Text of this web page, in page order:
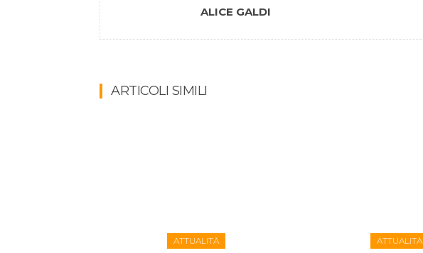
ALICE GALDI
ARTICOLI SIMILI
ATTUALITÀ ATTUALITÀ